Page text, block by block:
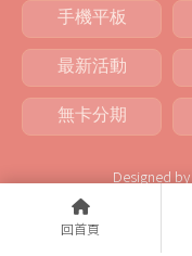
回首頁
手機平板
最新活動
無卡分期
Designed by